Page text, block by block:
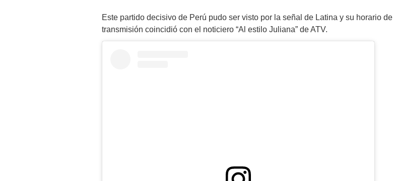
Este partido decisivo de Perú pudo ser visto por la señal de Latina y su horario de
transmisión coincidió con el noticiero “Al estilo Juliana” de ATV.